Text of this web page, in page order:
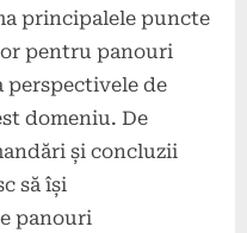
principalele puncte
pentru panouri
de
domeniu. De
și concluzii
să își
panouri